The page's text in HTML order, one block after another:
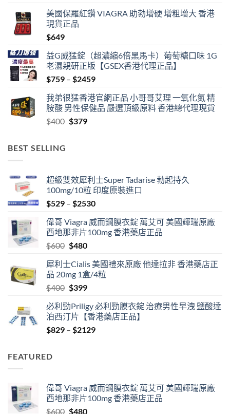
$489
美國保羅紅鑽 VIAGRA 助勃增硬 增粗增大 香港
現貨正品
$649
益G威猛錠（超濃縮6倍黑馬卡）葡萄糖口味 1G
老濕親研正版【GSEX香港代理正品】
$759 – $2459Price
$759
through
我弟很猛香港官網正品 小哥哥艾理 一氧化氮 精
胺酸 男性保健品 嚴選頂級原料 香港總代理現貨
$400 Original
$379Current
BEST SELLING
超級雙效犀利士Super Tadarise 勃起持久
100mg/10粒 印度原裝進口
$529 – $2530Price
$529
through
偉哥 Viagra 威而鋼膜衣錠 萬艾可 美國輝瑞原廠
西地那非片100mg 香港藥店正品
$600 Original
was:
$600.
$480Current
is:
$480.
犀利士Cialis 美國禮來原廠 他達拉非 香港藥店正
品 20mg 1盒/4粒
$400 Original
was:
$400.
$399Current
is:
$399.
必利勁Priligy 必利勁膜衣錠 治療男性早洩 鹽酸達
泊西汀片【香港藥店正品】
$829 – $2129Price
FEATURED
偉哥 Viagra 威而鋼膜衣錠 萬艾可 美國輝瑞原廠
西地那非片100mg 香港藥店正品
$600 Original
$480Current